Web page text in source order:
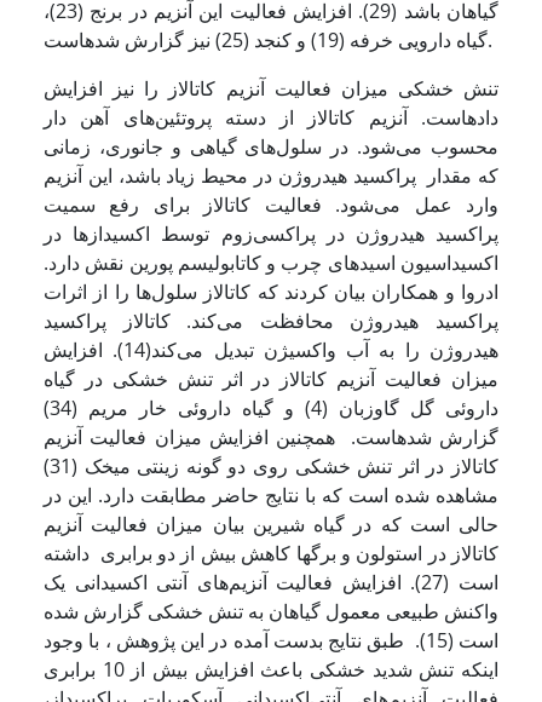
گیاهان باشد (29). افزایش فعالیت این آنزیم در برنج (23)،
گیاه دارویی خرفه (19) و کنجد (25) نیز گزارش شده­است.
تنش خشکی میزان فعالیت آنزیم کاتالاز را نیز افزایش
داده­است. آنزیم کاتالاز از دسته پروتئین‌های آهن دار
محسوب می‌شود. در سلول‌های گیاهی و جانوری، زمانی
که مقدار پراکسید هیدروژن در محیط زیاد باشد، این آنزیم
وارد عمل می‌شود. فعالیت کاتالاز برای رفع سمیت
پراکسید هیدروژن در پراکسی‌زوم توسط اکسیداز‌ها در
اکسیداسیون اسید‌های چرب و کاتابولیسم پورین نقش دارد.
ادروا و همکاران بیان کردند که کاتالاز سلول‌ها را از اثرات
پراکسید هیدروژن محافظت می‌کند. کاتالاز پراکسید
هیدروژن را به آب واکسیژن تبدیل می‌کند(14). افزایش
میزان فعالیت آنزیم کاتالاز در اثر تنش خشکی در گیاه
داروئی گل گاوزبان (4) و گیاه داروئی خار مریم (34)
گزارش شده­است. همچنین افزایش میزان فعالیت آنزیم
کاتالاز در اثر تنش خشکی روی دو گونه زینتی میخک (31)
مشاهده شده است که با نتایج حاضر مطابقت دارد. این در
حالی است که در گیاه شیرین بیان میزان فعالیت آنزیم
کاتالاز در استولون و برگ­ها کاهش بیش از دو برابری داشته
است (27). افزایش فعالیت آنزیم‌های آنتی اکسیدانی یک
واکنش طبیعی معمول گیاهان به تنش خشکی گزارش شده
است (15). طبق نتایج بدست آمده در این پژوهش ، با وجود
اینکه تنش شدید خشکی باعث افزایش بیش از 10 برابری